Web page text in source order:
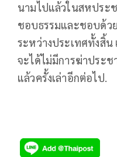
นามไปแล้วในสหประ
ชอบธรรมและชอบด้ว
ระหว่างประเทศทั้งสิ้
จะได้ไม่มีการฆ่าประ
แล้วครั้งเล่าอีกต่อไป.